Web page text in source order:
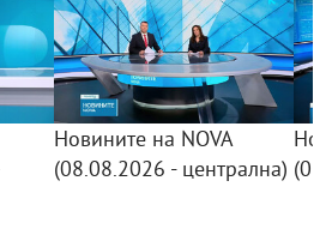
Новините на NOVA
(08.08.2026 - централна)